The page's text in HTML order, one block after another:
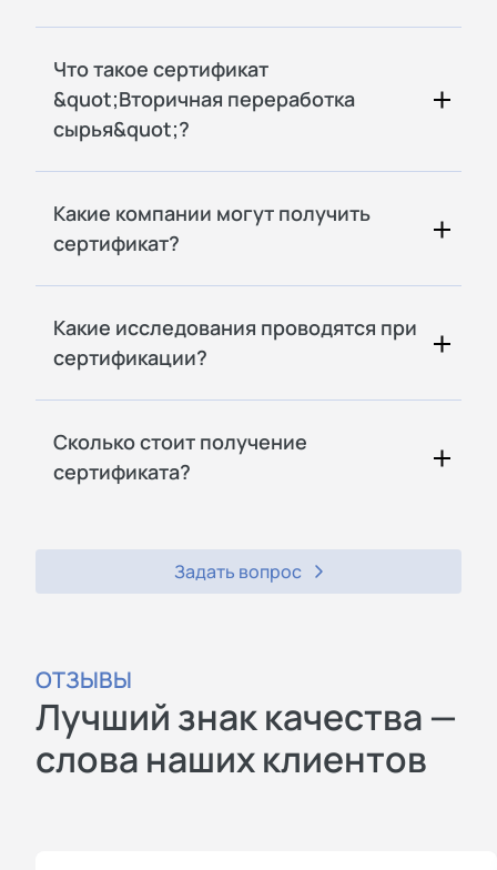
Что такое сертификат
&quot;Вторичная переработка
сырья&quot;?
Какие компании могут получить
сертификат?
Какие исследования проводятся при
сертификации?
Сколько стоит получение
сертификата?
Задать вопрос
ОТЗЫВЫ
Лучший знак качества —
слова наших клиентов